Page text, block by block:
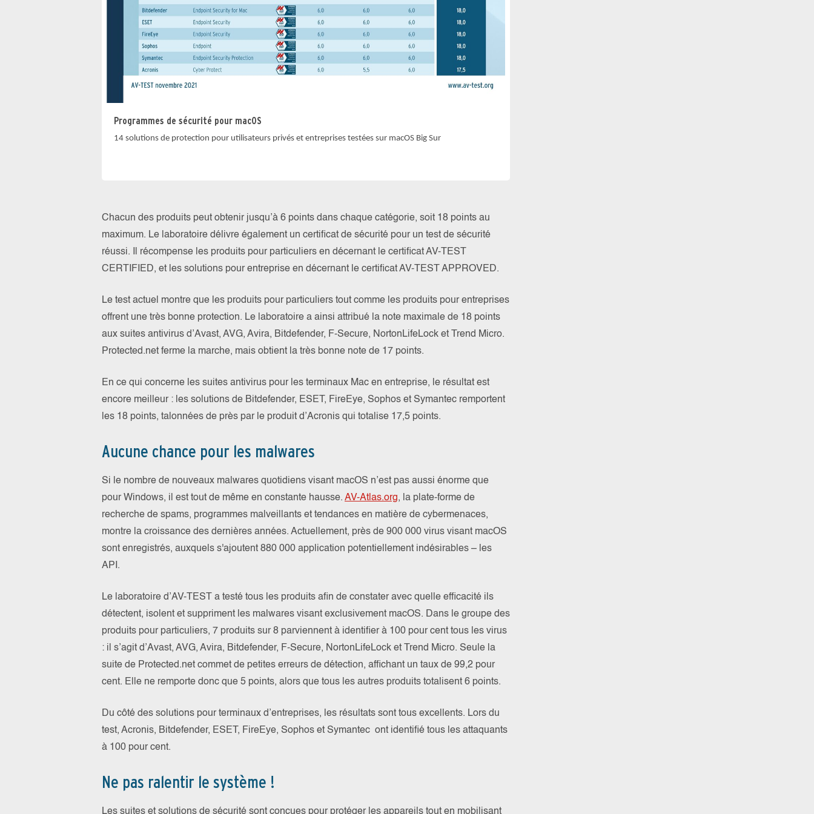
Programmes de sécurité pour macOS
14 solutions de protection pour utilisateurs privés et entreprises testées sur macOS Big Sur
Chacun des produits peut obtenir jusqu’à 6 points dans chaque catégorie, soit 18 points au
maximum. Le laboratoire délivre également un certificat de sécurité pour un test de sécurité
réussi. Il récompense les produits pour particuliers en décernant le certificat AV-TEST
CERTIFIED, et les solutions pour entreprise en décernant le certificat AV-TEST APPROVED.
Le test actuel montre que les produits pour particuliers tout comme les produits pour entreprises
offrent une très bonne protection. Le laboratoire a ainsi attribué la note maximale de 18 points
aux suites antivirus d’Avast, AVG, Avira, Bitdefender, F-Secure, NortonLifeLock et Trend Micro.
Protected.net ferme la marche, mais obtient la très bonne note de 17 points.
En ce qui concerne les suites antivirus pour les terminaux Mac en entreprise, le résultat est
encore meilleur : les solutions de Bitdefender, ESET, FireEye, Sophos et Symantec remportent
les 18 points, talonnées de près par le produit d’Acronis qui totalise 17,5 points.
Aucune chance pour les malwares
Si le nombre de nouveaux malwares quotidiens visant macOS n’est pas aussi énorme que
pour Windows, il est tout de même en constante hausse. AV-Atlas.org, la plate-forme de
recherche de spams, programmes malveillants et tendances en matière de cybermenaces,
montre la croissance des dernières années. Actuellement, près de 900 000 virus visant macOS
sont enregistrés, auxquels s'ajoutent 880 000 application potentiellement indésirables – les
API.
Le laboratoire d’AV-TEST a testé tous les produits afin de constater avec quelle efficacité ils
détectent, isolent et suppriment les malwares visant exclusivement macOS. Dans le groupe des
produits pour particuliers, 7 produits sur 8 parviennent à identifier à 100 pour cent tous les virus
: il s’agit d’Avast, AVG, Avira, Bitdefender, F-Secure, NortonLifeLock et Trend Micro. Seule la
suite de Protected.net commet de petites erreurs de détection, affichant un taux de 99,2 pour
cent. Elle ne remporte donc que 5 points, alors que tous les autres produits totalisent 6 points.
Du côté des solutions pour terminaux d’entreprises, les résultats sont tous excellents. Lors du
test, Acronis, Bitdefender, ESET, FireEye, Sophos et Symantec ont identifié tous les attaquants
à 100 pour cent.
Ne pas ralentir le système !
Les suites et solutions de sécurité sont conçues pour protéger les appareils tout en mobilisant